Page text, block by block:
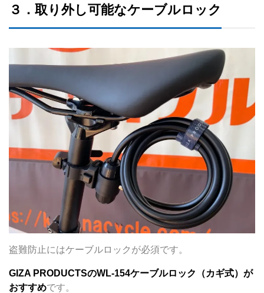
３．取り外し可能なケーブルロック
盗難防止にはケーブルロックが必須です。
GIZA PRODUCTSのWL-154ケーブルロック（カギ式）が
おすすめです。